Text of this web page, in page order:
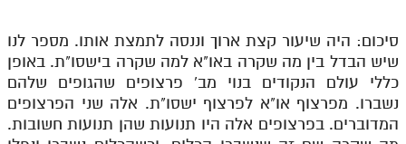
סיכום: היה שיעור קצת ארוך וננסה לתמצת אותו. מספר לנו
שיש הבדל בין מה שקרה באו"א למה שקרה בישסו"ת. באופן
כללי עולם הנקודים בנוי מב' פרצופים שהגופים שלהם
נשברו. מפרצוף או"א לפרצוף ישסו"ת. אלה שני הפרצופים
המדוברים. בפרצופים אלה היו תנועות שהן תנועות חשובות.